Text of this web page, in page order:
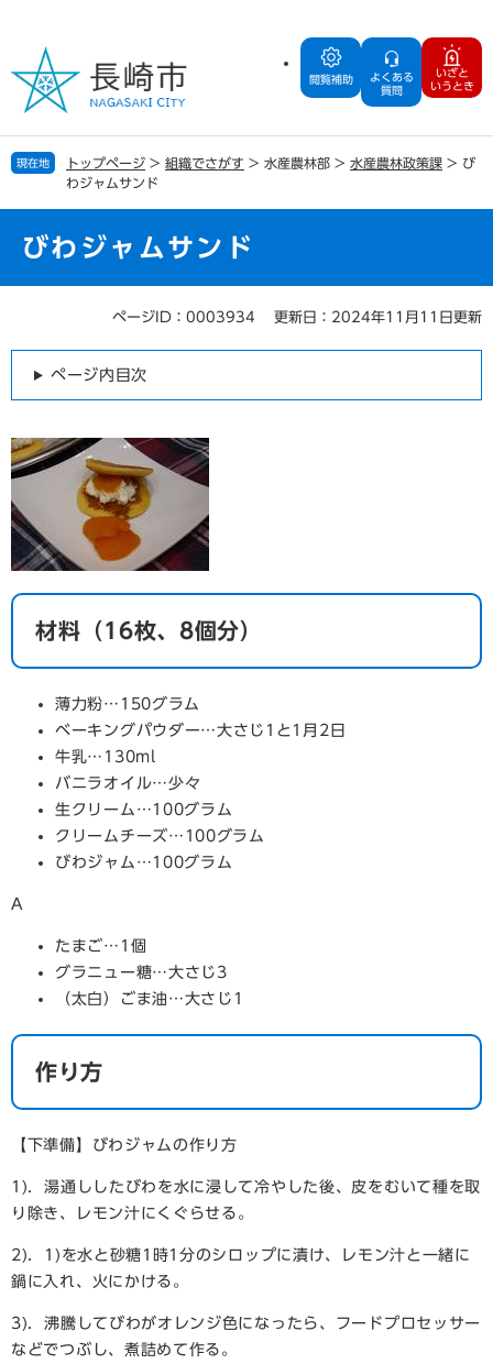
の
で
す
ー
ば
し
閲覧補助
よくある
質問
いざと
いうとき
現在地 トップページ > 組織でさがす > 水産農林部 > 水産農林政策課 > び
わジャムサンド
びわジャムサンド
ページID：0003934 更新日：2024年11月11日更新
ページ内目次
材料（16枚、8個分）
薄力粉…150グラム
ベーキングパウダー…大さじ1と1月2日
牛乳…130ml
バニラオイル…少々
生クリーム…100グラム
クリームチーズ…100グラム
びわジャム…100グラム
A
たまご…1個
グラニュー糖…大さじ3
（太白）ごま油…大さじ1
作り方
【下準備】びわジャムの作り方
1)．湯通ししたびわを水に浸して冷やした後、皮をむいて種を取
り除き、レモン汁にくぐらせる。
2)．1)を水と砂糖1時1分のシロップに漬け、レモン汁と一緒に
鍋に入れ、火にかける。
3)．沸騰してびわがオレンジ色になったら、フードプロセッサー
などでつぶし、煮詰めて作る。